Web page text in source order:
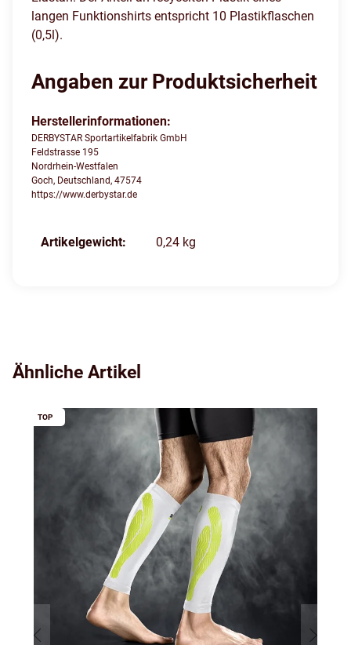
langen Funktionshirts entspricht 10 Plastikflaschen
(0,5l).
Angaben zur Produktsicherheit
Herstellerinformationen:
DERBYSTAR Sportartikelfabrik GmbH
Feldstrasse 195
Nordrhein-Westfalen
Goch, Deutschland, 47574
https://www.derbystar.de
Produkteigenschaft
Wert
Artikelgewicht: 0,24 kg
Ähnliche Artikel
TOP